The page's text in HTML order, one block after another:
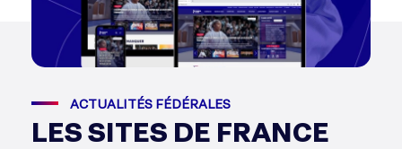
ACTUALITÉS FÉDÉRALES
LES SITES DE FRANCE